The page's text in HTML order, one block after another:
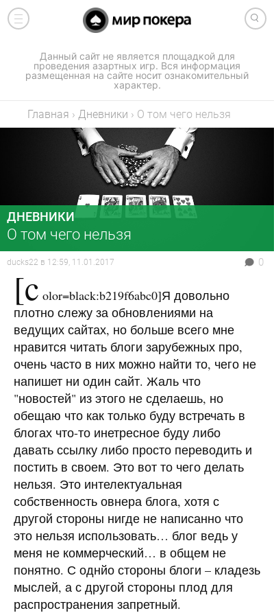
Данный сайт не является площадкой для
проведения азартных игр. Вся информация
размещенная на сайте носит ознакомительный
характер.
Главная › Дневники › О том чего нельзя
ДНЕВНИКИ
О том чего нельзя
ducks22 в 12:59, 11.01.2017 0
[c olor=black:b219f6abc0]Я довольно
плотно слежу за обновлениями на
ведущих сайтах, но больше всего мне
нравится читать блоги зарубежных про,
очень часто в них можно найти то, чего не
напишет ни один сайт. Жаль что
"новостей" из этого не сделаешь, но
обещаю что как только буду встречать в
блогах что-то инетресное буду либо
давать ссылку либо просто переводить и
постить в своем. Это вот то чего делать
нельзя. Это интелектуальная
собственность овнера блога, хотя с
другой стороны нигде не написанно что
это нельзя использовать… блог ведь у
меня не коммерческий… в общем не
понятно. С однйо стороны блоги – кладезь
мыслей, а с другой стороны плод для
распространения запретный.